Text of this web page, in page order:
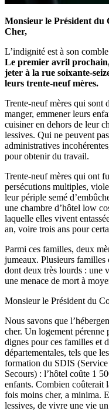
Monsieur le Président du
Cher,
L’indignité est à son
Le premier avril
jeter à la rue soixante-
leurs trente-neuf mères.
Trente-neuf mères qui sont
manger, emmener leurs
cuisiner en dehors de leur
lessives. Qui ne peuvent
administratives
pour obtenir du travail.
Trente-neuf mères qui ont
persécutions multiples,
leur périple semé
une chambre d’hôtel low
laquelle elles vivent
an, voire trois ans pour
Parmi ces familles, deux
jumeaux. Plusieurs familles
dont deux très lourds : une
une menace de mort à
Monsieur le Président du
Nous savons que
cher. Un logement pérenne
dignes pour ces familles et
départementales, tels que
formation du SDIS
Secours) : l’hôtel coûte 1
enfants. Combien coûterait
fois moins cher, a minima.
lessives, de vivre une vie